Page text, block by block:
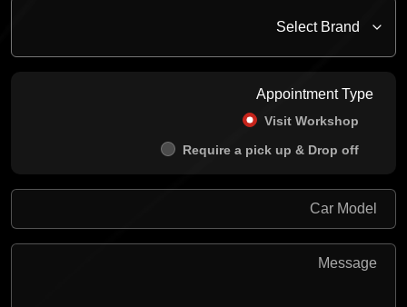
Appointment Type
Visit Workshop
Require a pick up & Drop off